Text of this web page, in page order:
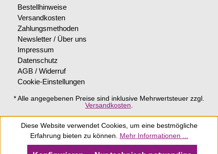
Bestellhinweise
Versandkosten
Zahlungsmethoden
Newsletter / Über uns
Impressum
Datenschutz
AGB / Widerruf
Cookie-Einstellungen
* Alle angegebenen Preise sind inklusive Mehrwertsteuer zzgl.
Versandkosten.
Diese Website verwendet Cookies, um eine bestmögliche
Erfahrung bieten zu können. Mehr Informationen ...